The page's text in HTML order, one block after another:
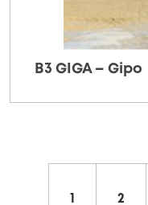
B3 GIGA – Gipo
2